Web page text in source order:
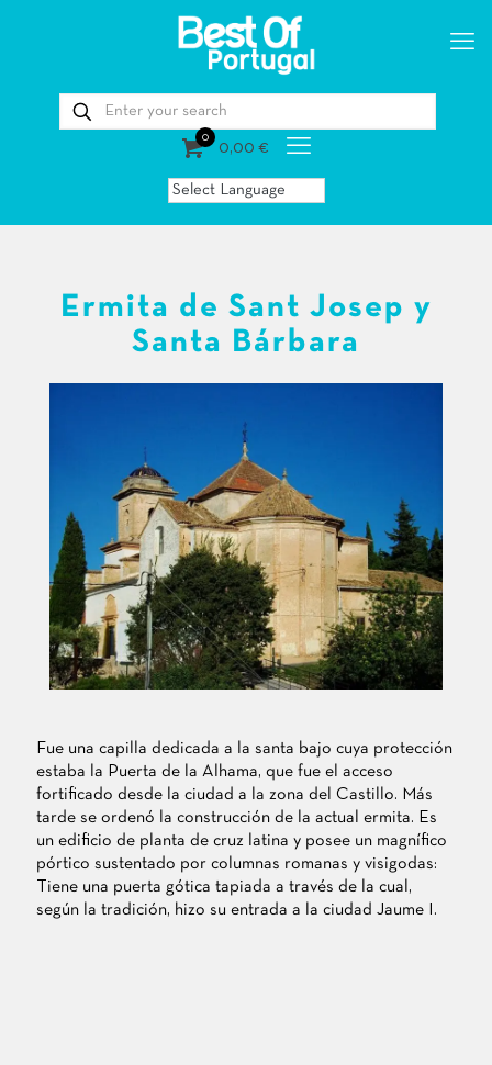
0
0,00 €
Ermita de Sant Josep y
Santa Bárbara
Fue una capilla dedicada a la santa bajo cuya protección
estaba la Puerta de la Alhama, que fue el acceso
fortificado desde la ciudad a la zona del Castillo. Más
tarde se ordenó la construcción de la actual ermita. Es
un edificio de planta de cruz latina y posee un magnífico
pórtico sustentado por columnas romanas y visigodas:
Tiene una puerta gótica tapiada a través de la cual,
según la tradición, hizo su entrada a la ciudad Jaume I.